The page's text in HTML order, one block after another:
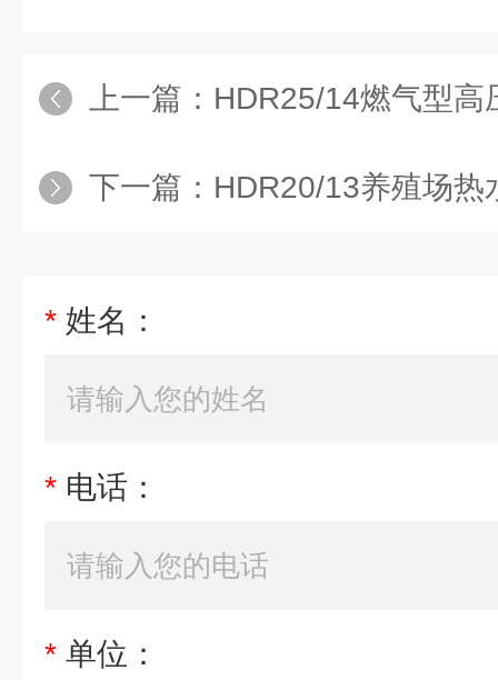
上一篇： HDR25/14燃气型高
下一篇： HDR20/13养殖场热
* 姓名：
* 电话：
* 单位：